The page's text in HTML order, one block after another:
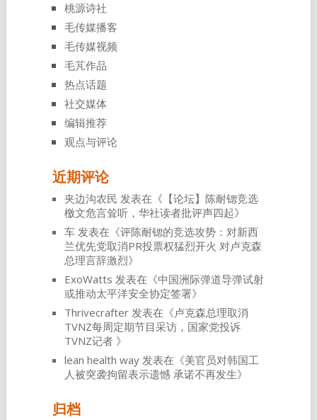
桃源诗社
毛传媒播客
毛传媒视频
毛芃作品
热点话题
社交媒体
编辑推荐
观点与评论
近期评论
夹边沟农民 发表在《 【论坛】陈耐锶竞选
檄文危言耸听，华社读者批评声四起》
车发表在《评陈耐锶的竞选攻势：对新西
兰优先党取消PR投票权猛烈开火 对卢克森
总理言辞激烈》
ExoWatts 发表在《中国洲际弹道导弹试射
或推动太平洋安全协定签署》
Thrivecrafter发表在《卢克森总理取消
TVNZ每周定期节目采访，国家党投诉
TVNZ记者 》
lean health way发表在《美官员对韩国工
人被突袭拘留表示遗憾 承诺不再发生》
归档